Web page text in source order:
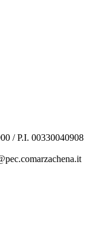
/ P.I. 00330040908